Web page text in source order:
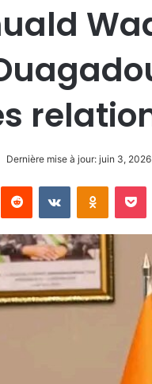
Dernière mise à jour: juin 3, 2026
Reddit VKontakte